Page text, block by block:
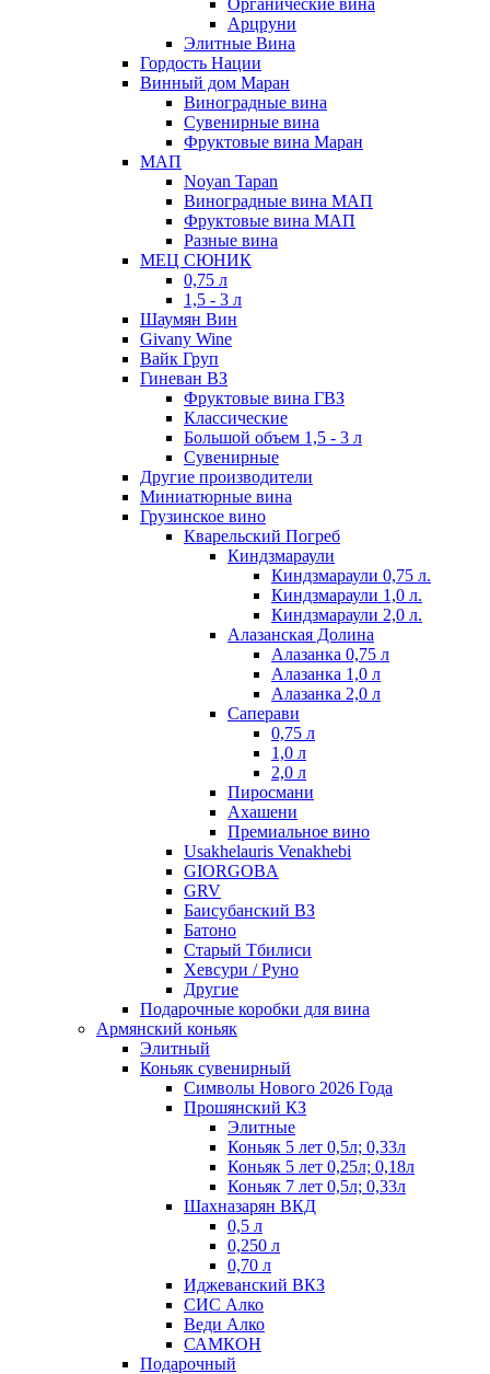
Органические вина
Арцруни
Элитные Вина
Гордость Нации
Винный дом Маран
Виноградные вина
Сувенирные вина
Фруктовые вина Маран
МАП
Noyan Tapan
Виноградные вина МАП
Фруктовые вина МАП
Разные вина
МЕЦ СЮНИК
0,75 л
1,5 - 3 л
Шаумян Вин
Givany Wine
Вайк Груп
Гиневан ВЗ
Фруктовые вина ГВЗ
Классические
Большой объем 1,5 - 3 л
Сувенирные
Другие производители
Миниатюрные вина
Грузинское вино
Кварельский Погреб
Киндзмараули
Киндзмараули 0,75 л.
Киндзмараули 1,0 л.
Киндзмараули 2,0 л.
Алазанская Долина
Алазанка 0,75 л
Алазанка 1,0 л
Алазанка 2,0 л
Саперави
0,75 л
1,0 л
2,0 л
Пиросмани
Ахашени
Премиальное вино
Usakhelauris Venakhebi
GIORGOBA
GRV
Баисубанский ВЗ
Батоно
Старый Тбилиси
Хевсури / Руно
Другие
Подарочные коробки для вина
Армянский коньяк
Элитный
Коньяк сувенирный
Символы Нового 2026 Года
Прошянский КЗ
Элитные
Коньяк 5 лет 0,5л; 0,33л
Коньяк 5 лет 0,25л; 0,18л
Коньяк 7 лет 0,5л; 0,33л
Шахназарян ВКД
0,5 л
0,250 л
0,70 л
Иджеванский ВКЗ
СИС Алко
Веди Алко
САМКОН
Подарочный